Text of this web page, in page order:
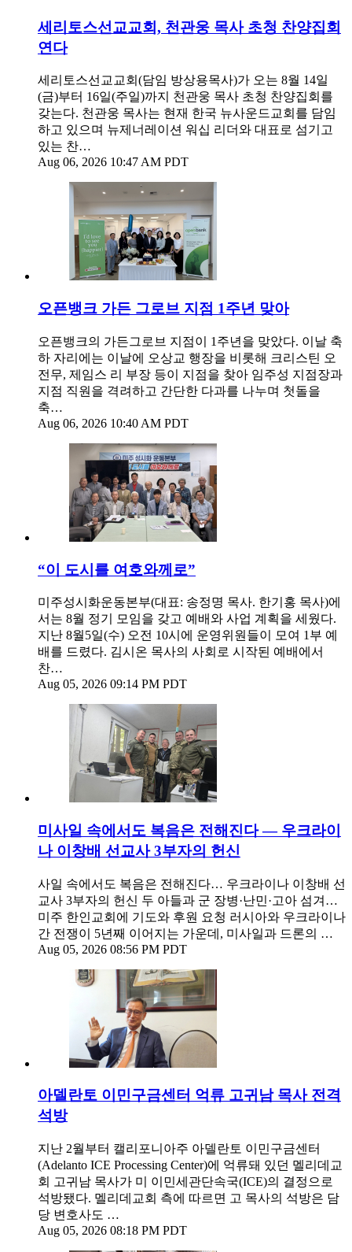
세리토스선교교회, 천관웅 목사 초청 찬양집회
연다
세리토스선교교회(담임 방상용목사)가 오는 8월 14일
(금)부터 16일(주일)까지 천관웅 목사 초청 찬양집회를
갖는다. 천관웅 목사는 현재 한국 뉴사운드교회를 담임
하고 있으며 뉴제너레이션 워십 리더와 대표로 섬기고
있는 찬…
Aug 06, 2026 10:47 AM PDT
오픈뱅크 가든 그로브 지점 1주년 맞아
오픈뱅크의 가든그로브 지점이 1주년을 맞았다. 이날 축
하 자리에는 이날에 오상교 행장을 비롯해 크리스틴 오
전무, 제임스 리 부장 등이 지점을 찾아 임주성 지점장과
지점 직원을 격려하고 간단한 다과를 나누며 첫돌을
축…
Aug 06, 2026 10:40 AM PDT
“이 도시를 여호와께로”
미주성시화운동본부(대표: 송정명 목사. 한기홍 목사)에
서는 8월 정기 모임을 갖고 예배와 사업 계획을 세웠다.
지난 8월5일(수) 오전 10시에 운영위원들이 모여 1부 예
배를 드렸다. 김시온 목사의 사회로 시작된 예배에서
찬…
Aug 05, 2026 09:14 PM PDT
미사일 속에서도 복음은 전해진다 — 우크라이
나 이창배 선교사 3부자의 헌신
사일 속에서도 복음은 전해진다… 우크라이나 이창배 선
교사 3부자의 헌신 두 아들과 군 장병·난민·고아 섬겨…
미주 한인교회에 기도와 후원 요청 러시아와 우크라이나
간 전쟁이 5년째 이어지는 가운데, 미사일과 드론의 …
Aug 05, 2026 08:56 PM PDT
아델란토 이민구금센터 억류 고귀남 목사 전격
석방
지난 2월부터 캘리포니아주 아델란토 이민구금센터
(Adelanto ICE Processing Center)에 억류돼 있던 멜리데교
회 고귀남 목사가 미 이민세관단속국(ICE)의 결정으로
석방됐다. 멜리데교회 측에 따르면 고 목사의 석방은 담
당 변호사도 …
Aug 05, 2026 08:18 PM PDT